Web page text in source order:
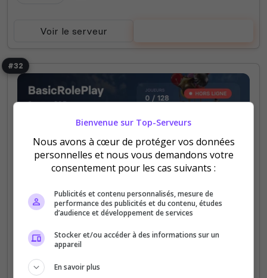
Voir le serveur
#32
Dark RP
Serveur pour commencer Garry's Mod, avec pleins
de fonctions très utile des performances
votes
Bienvenue sur Top-Serveurs
Nous avons à cœur de protéger vos données
personnelles et nous vous demandons votre
consentement pour les cas suivants :
Publicités et contenu personnalisés, mesure de
performance des publicités et du contenu, études
d’audience et développement de services
Stocker et/ou accéder à des informations sur un
appareil
En savoir plus